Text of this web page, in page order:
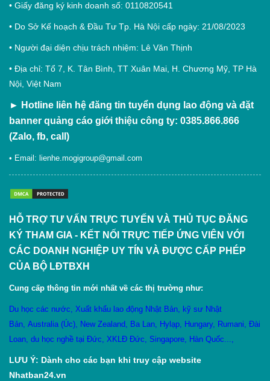
• Giấy đăng ký kinh doanh số: 0110820541
• Do Sở Kế hoạch & Đầu Tư Tp. Hà Nội cấp ngày: 21/08/2023
• Người đại diện chịu trách nhiệm: Lê Văn Thịnh
• Địa chỉ: Tổ 7, K. Tân Bình, TT Xuân Mai, H. Chương Mỹ, TP Hà
Nội, Việt Nam
► Hotline liên hệ đăng tin tuyển dụng lao động và đặt
banner quảng cáo giới thiệu công ty: 0385.866.866
(Zalo, fb, call)
• Email: lienhe.mogigroup@gmail.com
HỖ TRỢ TƯ VẤN TRỰC TUYẾN VÀ THỦ TỤC ĐĂNG
KÝ THAM GIA - KẾT NỐI TRỰC TIẾP ỨNG VIÊN VỚI
CÁC DOANH NGHIỆP UY TÍN VÀ ĐƯỢC CẤP PHÉP
CỦA BỘ LĐTBXH
Cung cấp thông tin mới nhất về các thị trường như:
Du học các nước, Xuất khẩu lao động Nhật Bản, kỹ sư Nhật
Bản, Australia (Úc), New Zealand, Ba Lan, Hylạp, Hungary, Rumani, Đài
Loan, du học nghề tại Đức, XKLĐ Đức, Singapore, Hàn Quốc...,
LƯU Ý: Dành cho các bạn khi truy cập website
Nhatban24.vn